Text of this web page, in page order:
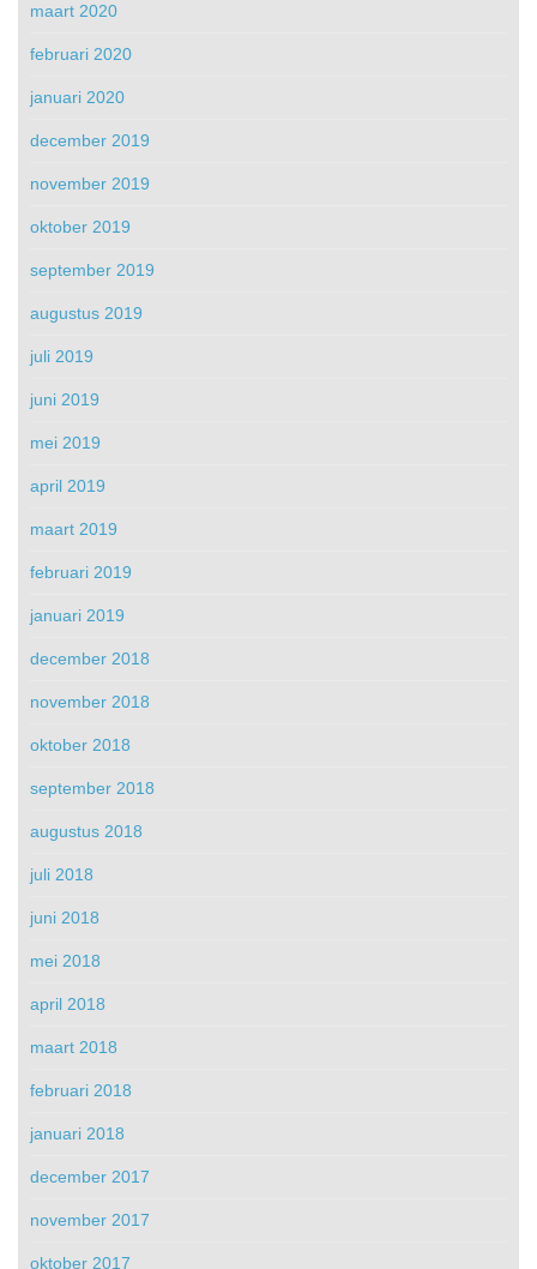
maart 2020
februari 2020
januari 2020
december 2019
november 2019
oktober 2019
september 2019
augustus 2019
juli 2019
juni 2019
mei 2019
april 2019
maart 2019
februari 2019
januari 2019
december 2018
november 2018
oktober 2018
september 2018
augustus 2018
juli 2018
juni 2018
mei 2018
april 2018
maart 2018
februari 2018
januari 2018
december 2017
november 2017
oktober 2017